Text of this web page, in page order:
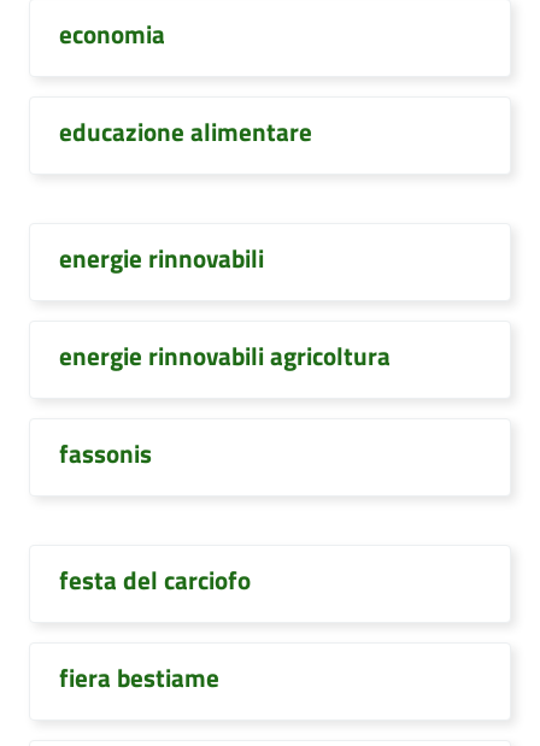
economia
educazione alimentare
energie rinnovabili
energie rinnovabili agricoltura
fassonis
festa del carciofo
fiera bestiame